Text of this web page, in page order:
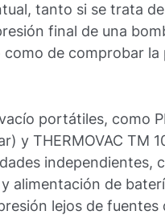
tanto si se trata
final de una
de comprobar la
portátiles, como
y THERMOVAC TM
independientes,
alimentación de
lejos de fuentes